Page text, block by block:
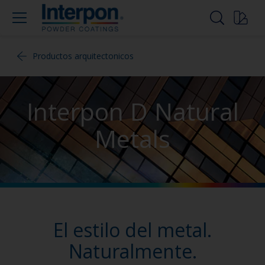
Productos arquitectonicos
Interpon D Natural
Metals
El estilo del metal.
Naturalmente.